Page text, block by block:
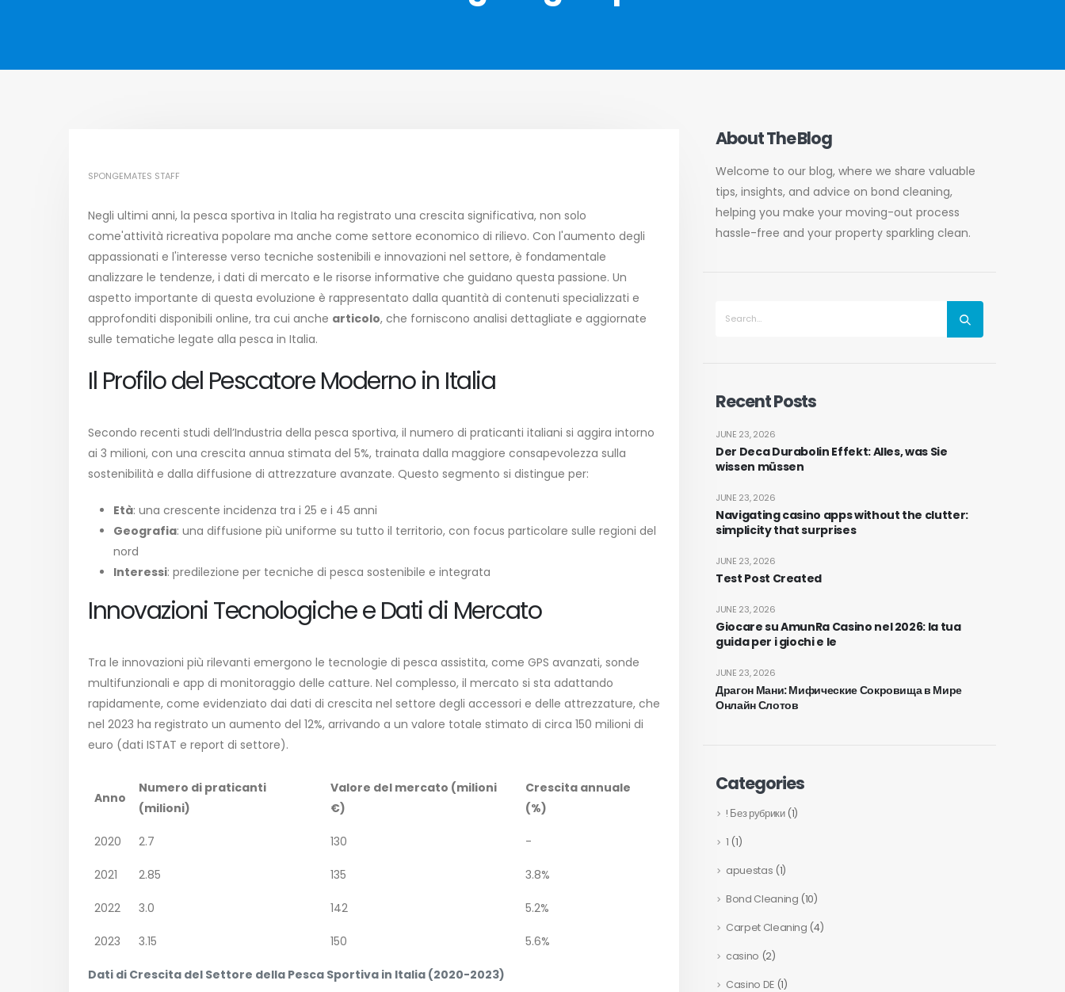
SPONGEMATES STAFF
Negli ultimi anni, la pesca sportiva in Italia ha registrato una crescita significativa, non solo
come'attività ricreativa popolare ma anche come settore economico di rilievo. Con l'aumento degli
appassionati e l'interesse verso tecniche sostenibili e innovazioni nel settore, è fondamentale
analizzare le tendenze, i dati di mercato e le risorse informative che guidano questa passione. Un
aspetto importante di questa evoluzione è rappresentato dalla quantità di contenuti specializzati e
approfonditi disponibili online, tra cui anche articolo, che forniscono analisi dettagliate e aggiornate
sulle tematiche legate alla pesca in Italia.
Il Profilo del Pescatore Moderno in Italia
Secondo recenti studi dell’Industria della pesca sportiva, il numero di praticanti italiani si aggira intorno
ai 3 milioni, con una crescita annua stimata del 5%, trainata dalla maggiore consapevolezza sulla
sostenibilità e dalla diffusione di attrezzature avanzate. Questo segmento si distingue per:
Età: una crescente incidenza tra i 25 e i 45 anni
Geografia: una diffusione più uniforme su tutto il territorio, con focus particolare sulle regioni del
nord
Interessi: predilezione per tecniche di pesca sostenibile e integrata
Innovazioni Tecnologiche e Dati di Mercato
Tra le innovazioni più rilevanti emergono le tecnologie di pesca assistita, come GPS avanzati, sonde
multifunzionali e app di monitoraggio delle catture. Nel complesso, il mercato si sta adattando
rapidamente, come evidenziato dai dati di crescita nel settore degli accessori e delle attrezzature, che
nel 2023 ha registrato un aumento del 12%, arrivando a un valore totale stimato di circa 150 milioni di
euro (dati ISTAT e report di settore).
Dati di Crescita del Settore della Pesca Sportiva in Italia (2020-2023)
Anno
Numero di praticanti
(milioni)
Valore del mercato (milioni
€)
Crescita annuale
(%)
2020 2.7 130 -
2021 2.85 135 3.8%
2022 3.0 142 5.2%
2023 3.15 150 5.6%
About The Blog
Welcome to our blog, where we share valuable
tips, insights, and advice on bond cleaning,
helping you make your moving-out process
hassle-free and your property sparkling clean.
Recent Posts
Der Deca Durabolin Effekt: Alles, was Sie
wissen müssen
JUNE 23, 2026
Navigating casino apps without the clutter:
simplicity that surprises
JUNE 23, 2026
Test Post Created
JUNE 23, 2026
Giocare su AmunRa Casino nel 2026: la tua
guida per i giochi e le
JUNE 23, 2026
Драгон Мани: Мифические Сокровища в Мире
Онлайн Слотов
JUNE 23, 2026
Categories
! Без рубрики(1)
1 (1)
apuestas (1)
Bond Cleaning (10)
Carpet Cleaning (4)
casino (2)
Casino DE(1)